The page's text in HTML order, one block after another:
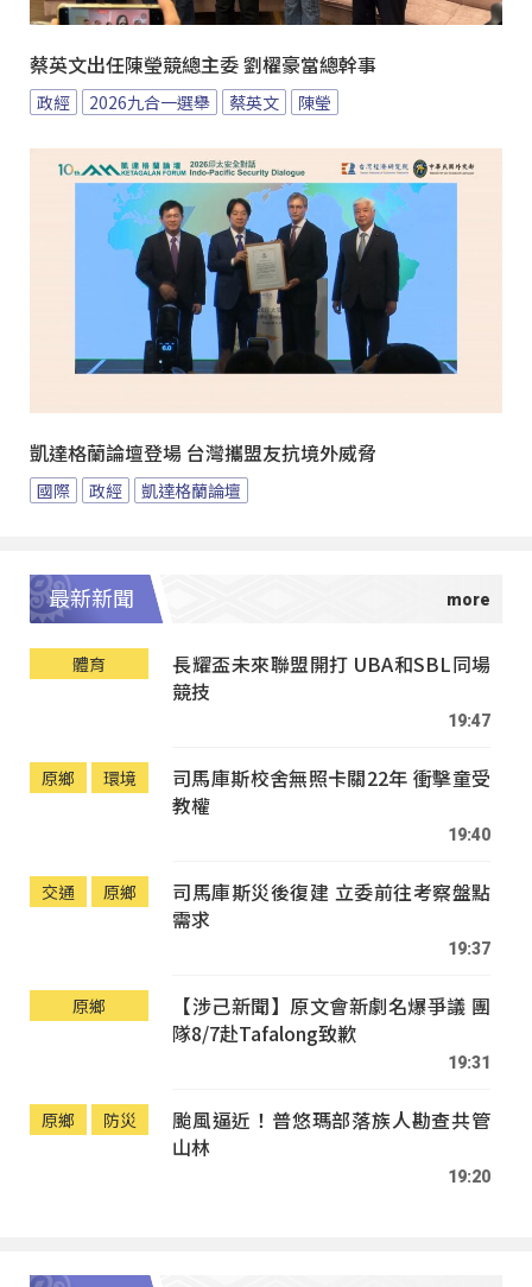
蔡英文出任陳瑩競總主委 劉櫂豪當總幹事
政經 2026九合一選舉 蔡英文 陳瑩
凱達格蘭論壇登場 台灣攜盟友抗境外威脅
國際 政經 凱達格蘭論壇
最新新聞
體育
長耀盃未來聯盟開打 UBA和SBL同場
競技
19:47
原鄉 環境
司馬庫斯校舍無照卡關22年 衝擊童受
教權
19:40
交通 原鄉
司馬庫斯災後復建 立委前往考察盤點
需求
19:37
原鄉
【涉己新聞】原文會新劇名爆爭議 團
隊8/7赴Tafalong致歉
19:31
原鄉 防災
颱風逼近！普悠瑪部落族人勘查共管
山林
19:20